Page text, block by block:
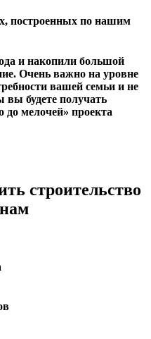
построенных по нашим
и накопили большой
Очень важно на уровне
вашей семьи и не
вы будете получать
до мелочей» проекта
строительство